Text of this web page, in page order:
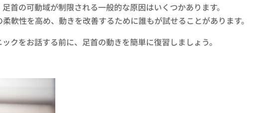
首の可動域が制限される一般的な原因はいくつかあります。
軟性を高め、動きを改善するために誰もが試せることがあります。
クをお話する前に、足首の動きを簡単に復習しましょう。